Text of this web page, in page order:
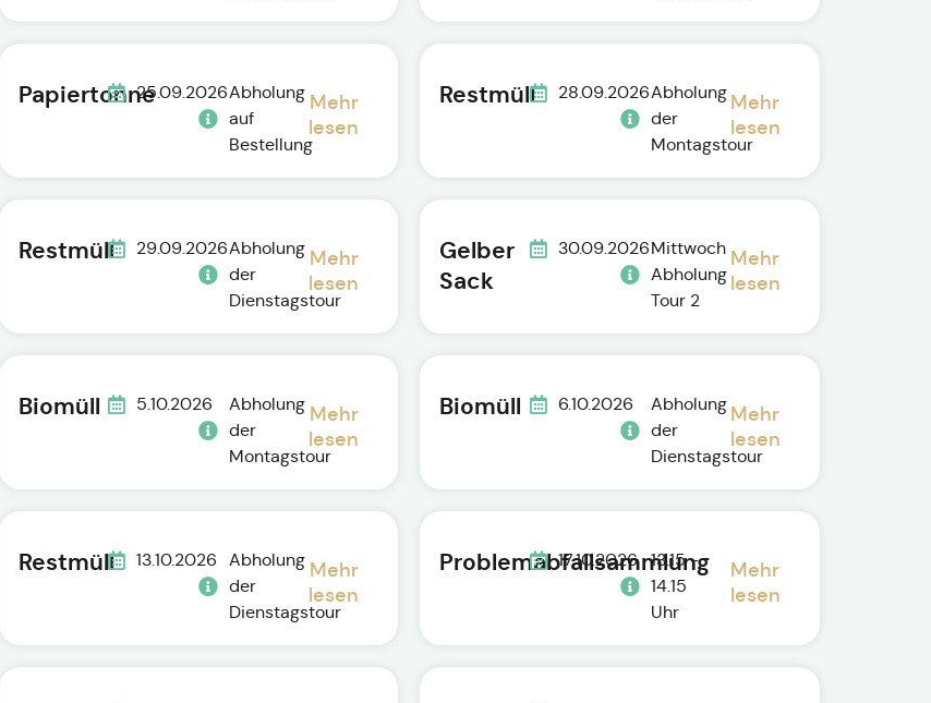
Papiertonne25.09.2026Abholung
auf
Bestellung
Mehr
lesen
Restmüll 28.09.2026Abholung
der
Montagstour
Mehr
lesen
Restmüll 29.09.2026Abholung
der
Dienstagstour
Mehr
lesen
Gelber
Sack
30.09.2026Mittwoch
Abholung
Tour 2
Mehr
lesen
Biomüll 5.10.2026
Abholung
der
Montagstour
Mehr
lesen
Biomüll 6.10.2026
Abholung
der
Dienstagstour
Mehr
lesen
Restmüll 13.10.2026
Abholung
der
Dienstagstour
Mehr
lesen
Problemabfallsammlung
17.10.2026
13.15 -
14.15
Uhr
Mehr
lesen